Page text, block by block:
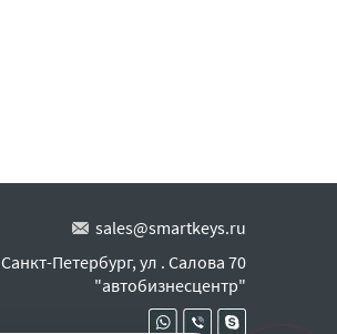
sales@smartkeys.ru
Санкт-Петербург, ул . Салова 70
"автобизнесцентр"